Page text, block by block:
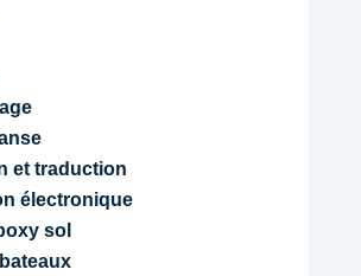
et traduction
électronique
sol